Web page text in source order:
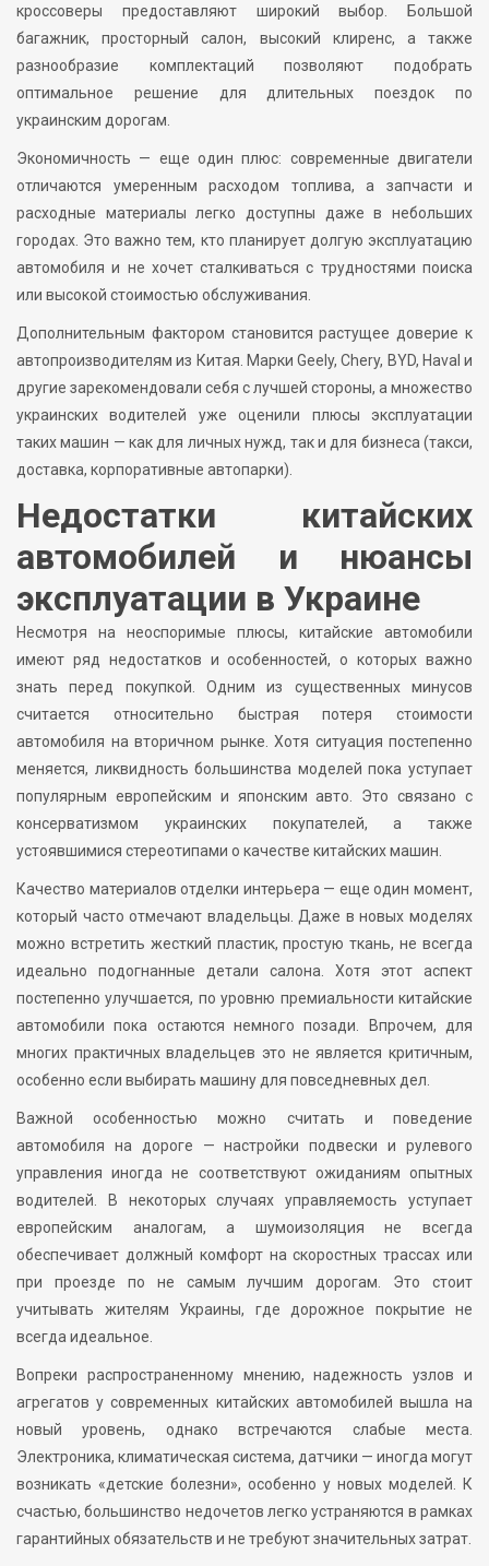
кроссоверы предоставляют широкий выбор. Большой
багажник, просторный салон, высокий клиренс, а также
разнообразие комплектаций позволяют подобрать
оптимальное решение для длительных поездок по
украинским дорогам.
Экономичность — еще один плюс: современные двигатели
отличаются умеренным расходом топлива, а запчасти и
расходные материалы легко доступны даже в небольших
городах. Это важно тем, кто планирует долгую эксплуатацию
автомобиля и не хочет сталкиваться с трудностями поиска
или высокой стоимостью обслуживания.
Дополнительным фактором становится растущее доверие к
автопроизводителям из Китая. Марки Geely, Chery, BYD, Haval и
другие зарекомендовали себя с лучшей стороны, а множество
украинских водителей уже оценили плюсы эксплуатации
таких машин — как для личных нужд, так и для бизнеса (такси,
доставка, корпоративные автопарки).
Недостатки китайских
автомобилей и нюансы
эксплуатации в Украине
Несмотря на неоспоримые плюсы, китайские автомобили
имеют ряд недостатков и особенностей, о которых важно
знать перед покупкой. Одним из существенных минусов
считается относительно быстрая потеря стоимости
автомобиля на вторичном рынке. Хотя ситуация постепенно
меняется, ликвидность большинства моделей пока уступает
популярным европейским и японским авто. Это связано с
консерватизмом украинских покупателей, а также
устоявшимися стереотипами о качестве китайских машин.
Качество материалов отделки интерьера — еще один момент,
который часто отмечают владельцы. Даже в новых моделях
можно встретить жесткий пластик, простую ткань, не всегда
идеально подогнанные детали салона. Хотя этот аспект
постепенно улучшается, по уровню премиальности китайские
автомобили пока остаются немного позади. Впрочем, для
многих практичных владельцев это не является критичным,
особенно если выбирать машину для повседневных дел.
Важной особенностью можно считать и поведение
автомобиля на дороге — настройки подвески и рулевого
управления иногда не соответствуют ожиданиям опытных
водителей. В некоторых случаях управляемость уступает
европейским аналогам, а шумоизоляция не всегда
обеспечивает должный комфорт на скоростных трассах или
при проезде по не самым лучшим дорогам. Это стоит
учитывать жителям Украины, где дорожное покрытие не
всегда идеальное.
Вопреки распространенному мнению, надежность узлов и
агрегатов у современных китайских автомобилей вышла на
новый уровень, однако встречаются слабые места.
Электроника, климатическая система, датчики — иногда могут
возникать «детские болезни», особенно у новых моделей. К
счастью, большинство недочетов легко устраняются в рамках
гарантийных обязательств и не требуют значительных затрат.